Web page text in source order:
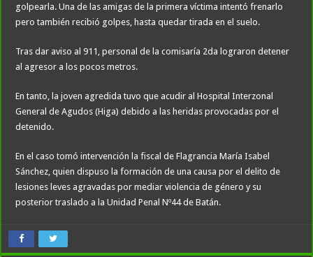
golpearla. Una de las amigas de la primera víctima intentó frenarlo
pero también recibió golpes, hasta quedar tirada en el suelo.
Tras dar aviso al 911, personal de la comisaría 2da lograron detener
al agresor a los pocos metros.
En tanto, la joven agredida tuvo que acudir al Hospital Interzonal
General de Agudos (Higa) debido a las heridas provocadas por el
detenido.
En el caso tomó intervención la fiscal de Flagrancia María Isabel
Sánchez, quien dispuso la formación de una causa por el delito de
lesiones leves agravadas por mediar violencia de género y su
posterior traslado a la Unidad Penal Nº44 de Batán.